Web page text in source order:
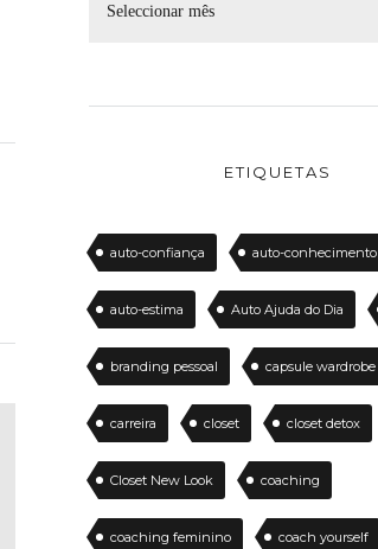
Seleccionar mês
ETIQUETAS
auto-confiança auto-conhecimento
auto-estima Auto Ajuda do Dia
branding pessoal capsule wardrobe
carreira closet closet detox
Closet New Look coaching
coaching feminino coach yourself